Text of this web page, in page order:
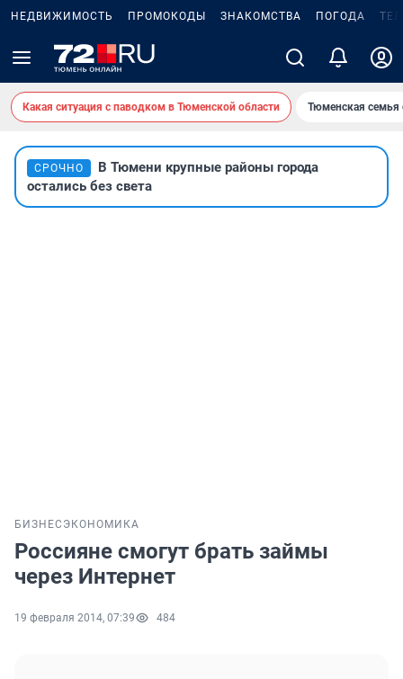
НЕДВИЖИМОСТЬ ПРОМОКОДЫ ЗНАКОМСТВА ПОГОДА
Какая ситуация с паводком в Тюменской области Тюменская семья
СРОЧНО
В Тюмени крупные районы города
остались без света
БИЗНЕС ЭКОНОМИКА
Россияне смогут брать займы
через Интернет
19 февраля 2014, 07:39 484